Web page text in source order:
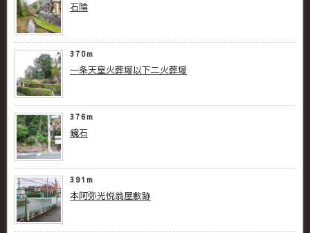
石陰
370m
一条天皇火葬塚以下二火葬塚
376m
鏡石
391m
本阿弥光悦翁屋敷跡